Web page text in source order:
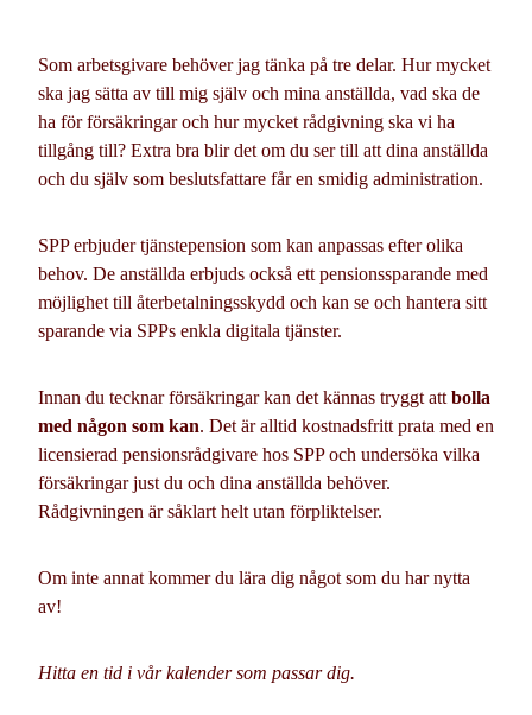
Som arbetsgivare behöver jag tänka på tre delar. Hur mycket
ska jag sätta av till mig själv och mina anställda, vad ska de
ha för försäkringar och hur mycket rådgivning ska vi ha
tillgång till? Extra bra blir det om du ser till att dina anställda
och du själv som beslutsfattare får en smidig administration.
SPP erbjuder tjänstepension som kan anpassas efter olika
behov. De anställda erbjuds också ett pensionssparande med
möjlighet till återbetalningsskydd och kan se och hantera sitt
sparande via SPPs enkla digitala tjänster.
Innan du tecknar försäkringar kan det kännas tryggt att bolla
med någon som kan. Det är alltid kostnadsfritt prata med en
licensierad pensionsrådgivare hos SPP och undersöka vilka
försäkringar just du och dina anställda behöver.
Rådgivningen är såklart helt utan förpliktelser.
Om inte annat kommer du lära dig något som du har nytta
av!
Hitta en tid i vår kalender som passar dig.